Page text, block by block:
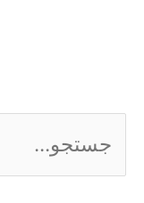
س